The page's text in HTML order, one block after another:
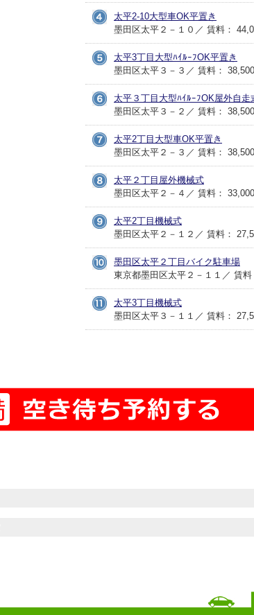
太平2-10大型車OK平置き
墨田区太平２－１０／ 賃料：
太平3丁目大型ﾊｲﾙｰﾌOK平置き
墨田区太平３－３／ 賃料：
太平３丁目大型ﾊｲﾙｰﾌOK屋外自走
墨田区太平３－２／ 賃料：
太平2丁目大型車OK平置き
墨田区太平２－３／ 賃料：
太平２丁目屋外機械式
墨田区太平２－４／ 賃料：
太平2丁目機械式
墨田区太平２－１２／ 賃料：
墨田区太平２丁目バイク駐車場
東京都墨田区太平２－１１／ 賃
太平3丁目機械式
墨田区太平３－１１／ 賃料：